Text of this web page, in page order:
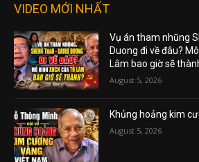
VIDEO MỚI NHẤT
Vụ án tham nhũng
Duong đi về đâu?
Lâm bao giờ sẽ
August 5, 2026
Khủng hoảng kim
August 5, 2026